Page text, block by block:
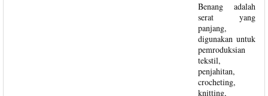
Benang adalah
serat yang
panjang,
digunakan untuk
pemroduksian
tekstil,
penjahitan,
crocheting,
knitting,